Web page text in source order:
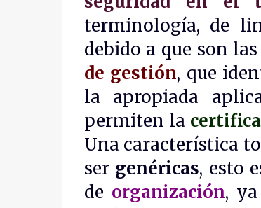
terminología, de
debido a que son
de gestión, que
la apropiada
permiten la
Una característica
ser genéricas, esto
de organización,